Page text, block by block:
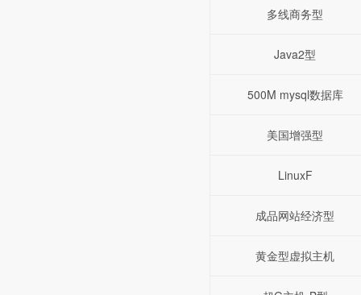
多线商务型
Java2型
500M mysql数据库
美国增强型
LinuxF
成品网站经济型
黄金型虚拟主机